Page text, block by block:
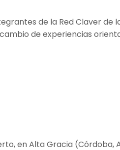
de la Red Claver de
de experiencias
en Alta Gracia